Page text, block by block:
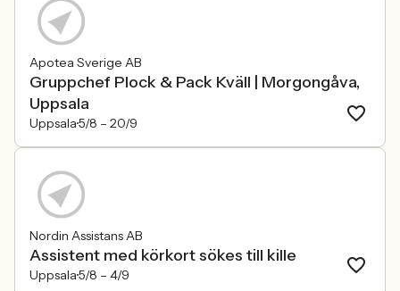
Apotea Sverige AB
Gruppchef Plock & Pack Kväll | Morgongåva,
Uppsala
Uppsala5/8 – 20/9
Nordin Assistans AB
Assistent med körkort sökes till kille
Uppsala5/8 – 4/9